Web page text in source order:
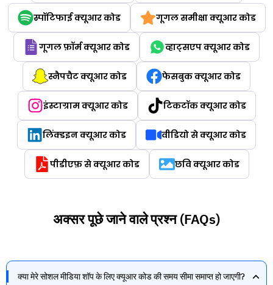
स्पॉटिफाई क्यूआर कोड गूगल समीक्षा क्यूआर कोड
गूगल फ़ॉर्म क्यूआर कोड व्हाट्सएप क्यूआर कोड
स्नैपचैट क्यूआर कोड फेसबुक क्यूआर कोड
इंस्टाग्राम क्यूआर कोड टिकटॉक क्यूआर कोड
लिंक्डइन क्यूआर कोड वीडियो से क्यूआर कोड
पीडीएफ़ से क्यूआर कोड छवि क्यूआर कोड
अक्सर पूछे जाने वाले प्रश्न (FAQs)
क्या मेरे सोशल मीडिया शॉप के लिए क्यूआर कोड की समय सीमा समाप्त हो जाएगी?